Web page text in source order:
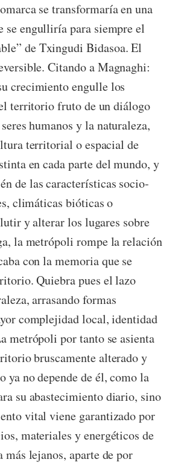
se transformaría en una
se engulliría para siempre el
de Txingudi Bidasoa. El
Citando a Magnaghi:
crecimiento engulle los
territorio fruto de un diálogo
humanos y la naturaleza,
territorial o espacial de
en cada parte del mundo, y
de las características socio-
climáticas bióticas o
y alterar los lugares sobre
la metrópoli rompe la relación
con la memoria que se
Quiebra pues el lazo
arrasando formas
complejidad local, identidad
metrópoli por tanto se asienta
bruscamente alterado y
ya no depende de él, como la
su abastecimiento diario, sino
vital viene garantizado por
materiales y energéticos de
lejanos, aparte de por